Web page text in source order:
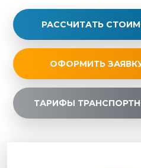
РАССЧИТАТЬ
ОФОРМИТЬ
ТАРИФЫ